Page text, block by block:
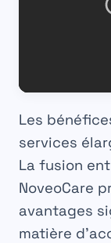
Les
services
La fusion
NoveoCare
avantages
matière